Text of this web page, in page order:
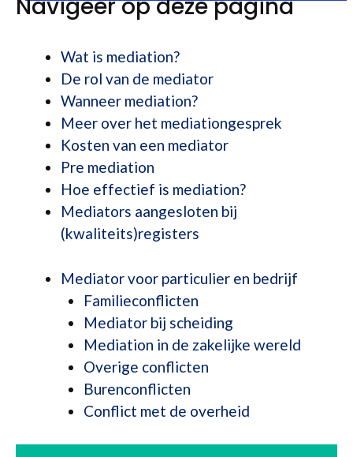
Navigeer op deze pagina
Wat is mediation?
De rol van de mediator
Wanneer mediation?
Meer over het mediationgesprek
Kosten van een mediator
Pre mediation
Hoe effectief is mediation?
Mediators aangesloten bij
(kwaliteits)registers
Mediator voor particulier en bedrijf
Familieconflicten
Mediator bij scheiding
Mediation in de zakelijke wereld
Overige conflicten
Burenconflicten
Conflict met de overheid